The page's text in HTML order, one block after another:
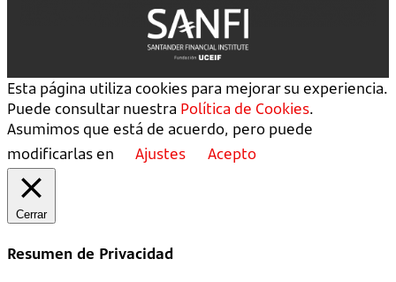
Esta página utiliza cookies para mejorar su experiencia.
Puede consultar nuestra Política de Cookies.
Asumimos que está de acuerdo, pero puede
modificarlas en
Ajustes Acepto
Cerrar
Resumen de Privacidad